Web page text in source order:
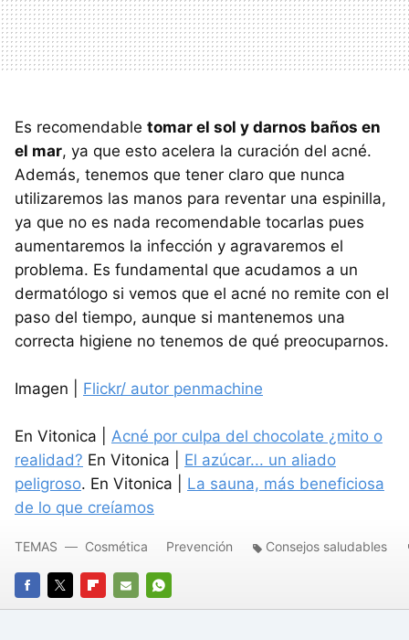
Es recomendable tomar el sol y darnos baños en
el mar, ya que esto acelera la curación del acné.
Además, tenemos que tener claro que nunca
utilizaremos las manos para reventar una espinilla,
ya que no es nada recomendable tocarlas pues
aumentaremos la infección y agravaremos el
problema. Es fundamental que acudamos a un
dermatólogo si vemos que el acné no remite con el
paso del tiempo, aunque si mantenemos una
correcta higiene no tenemos de qué preocuparnos.
Imagen | Flickr/ autor penmachine
En Vitonica | Acné por culpa del chocolate ¿mito o
realidad? En Vitonica | El azúcar... un aliado
peligroso. En Vitonica | La sauna, más beneficiosa
de lo que creíamos
FACEBOOK
TWITTERFLIPBOARD
E-
WHATSAPP
TEMAS Cosmética Prevención Consejos saludables